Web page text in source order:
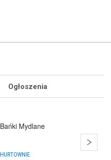
Ogłoszenia
Bańki Mydlane
HURTOWNIE